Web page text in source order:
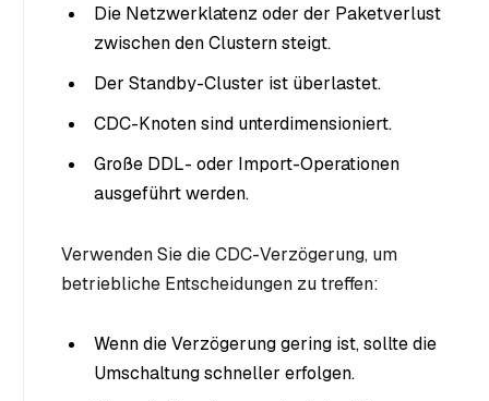
Die Netzwerklatenz oder der Paketverlust
zwischen den Clustern steigt.
Der Standby-Cluster ist überlastet.
CDC-Knoten sind unterdimensioniert.
Große DDL- oder Import-Operationen
ausgeführt werden.
Verwenden Sie die CDC-Verzögerung, um
betriebliche Entscheidungen zu treffen:
Wenn die Verzögerung gering ist, sollte die
Umschaltung schneller erfolgen.